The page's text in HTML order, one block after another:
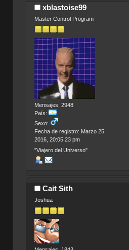
xblastoise99
Master Control Program
Mensajes: 2948
País:
Sexo:
Fecha de registro: Marzo 25,
2016, 20:05:23 pm
"Viajero del Universo"
Cait Sith
Joshua